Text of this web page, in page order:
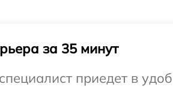
за 35 минут
приедет в